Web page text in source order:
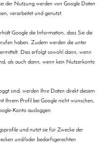
der Nutzung werden von Google Daten
verarbeitet und genutzt.
Google die Information, dass Sie die
haben. Zudem werden die unter
Dies erfolgt sowohl dann, wenn
als auch dann, wenn kein Nutzerkonto
sind, werden Ihre Daten direkt diesem
Ihrem Profil bei Google nicht wünschen,
Konto ausloggen.
und nutzt sie für Zwecke der
und/oder bedarfsgerechten